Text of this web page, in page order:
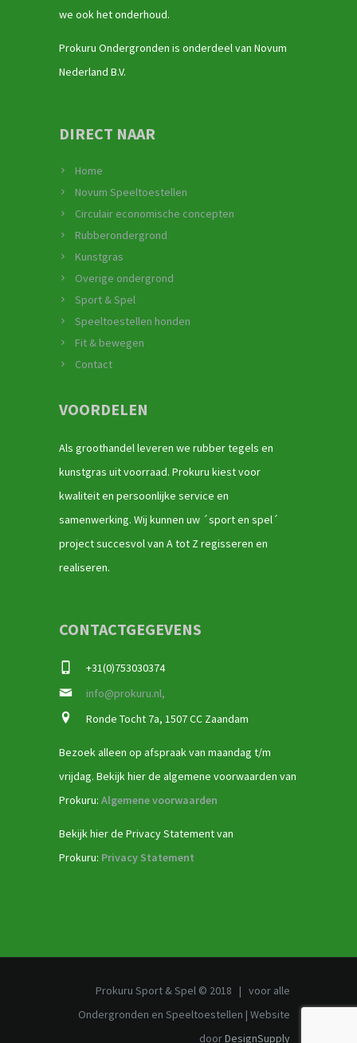
we ook het onderhoud.
Prokuru Ondergronden is onderdeel van Novum
Nederland B.V.
DIRECT NAAR
Home
Novum Speeltoestellen
Circulair economische concepten
Rubberondergrond
Kunstgras
Overige ondergrond
Sport & Spel
Speeltoestellen honden
Fit & bewegen
Contact
VOORDELEN
Als groothandel leveren we rubber tegels en
kunstgras uit voorraad. Prokuru kiest voor
kwaliteit en persoonlijke service en
samenwerking. Wij kunnen uw ´sport en spel´
project succesvol van A tot Z regisseren en
realiseren.
CONTACTGEGEVENS
+31(0)753030374
info@prokuru.nl,
Ronde Tocht 7a, 1507 CC Zaandam
Bezoek alleen op afspraak van maandag t/m
vrijdag. Bekijk hier de algemene voorwaarden van
Prokuru: Algemene voorwaarden
Bekijk hier de Privacy Statement van
Prokuru: Privacy Statement
Prokuru Sport & Spel © 2018 | voor alle
Ondergronden en Speeltoestellen | Website
doorDesignSupply